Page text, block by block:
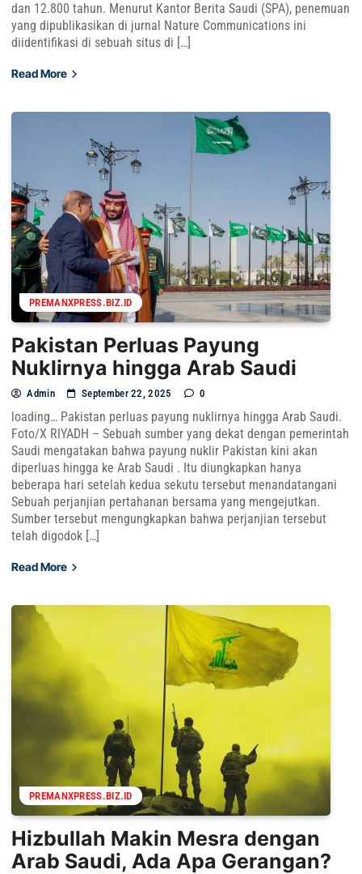
dan 12.800 tahun. Menurut Kantor Berita Saudi (SPA), penemuan
yang dipublikasikan di jurnal Nature Communications ini
diidentifikasi di sebuah situs di […]
Read More
PREMANXPRESS.BIZ.ID
Pakistan Perluas Payung
Nuklirnya hingga Arab Saudi
Admin September 22, 2025 0
loading… Pakistan perluas payung nuklirnya hingga Arab Saudi.
Foto/X RIYADH – Sebuah sumber yang dekat dengan pemerintah
Saudi mengatakan bahwa payung nuklir Pakistan kini akan
diperluas hingga ke Arab Saudi . Itu diungkapkan hanya
beberapa hari setelah kedua sekutu tersebut menandatangani
Sebuah perjanjian pertahanan bersama yang mengejutkan.
Sumber tersebut mengungkapkan bahwa perjanjian tersebut
telah digodok […]
Read More
PREMANXPRESS.BIZ.ID
Hizbullah Makin Mesra dengan
Arab Saudi, Ada Apa Gerangan?